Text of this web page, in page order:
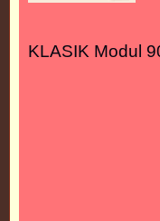
KLASIK Modul